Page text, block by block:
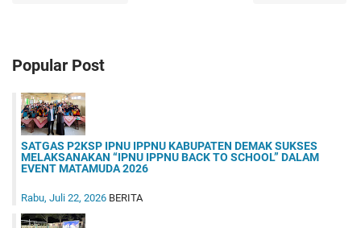
Popular Post
SATGAS P2KSP IPNU IPPNU KABUPATEN DEMAK SUKSES
MELAKSANAKAN “IPNU IPPNU BACK TO SCHOOL” DALAM
EVENT MATAMUDA 2026
Rabu, Juli 22, 2026 BERITA